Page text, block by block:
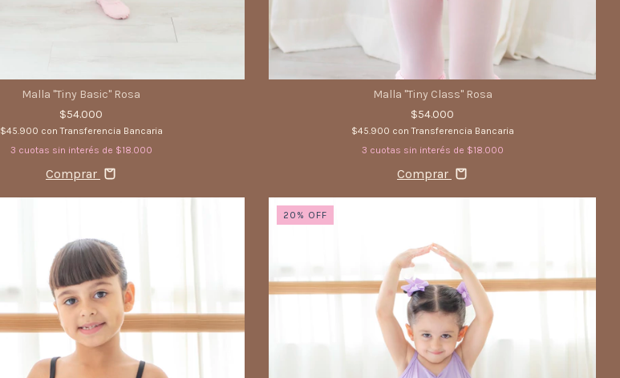
Malla "Tiny Basic" Rosa
$54.000
$45.900 con Transferencia Bancaria
3 cuotas sin interés de $18.000
Comprar
Malla "Tiny Class" Rosa
$54.000
$45.900 con Transferencia Bancaria
3 cuotas sin interés de $18.000
Comprar
20 % OFF